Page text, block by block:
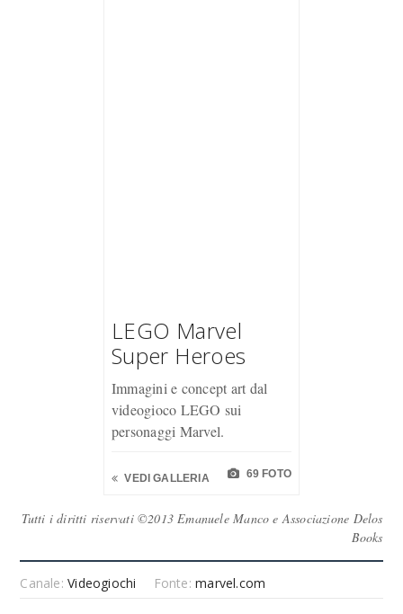
LEGO Marvel
Super Heroes
Immagini e concept art dal
videogioco LEGO sui
personaggi Marvel.
VEDI GALLERIA 69 FOTO
Tutti i diritti riservati ©2013 Emanuele Manco e Associazione Delos
Books
Canale:Videogiochi Fonte:marvel.com